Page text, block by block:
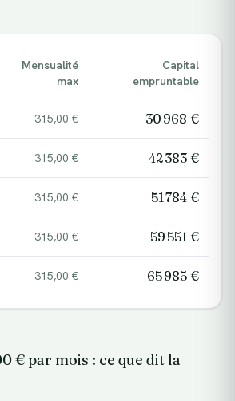
Mensualité
max
Capital
empruntable
315,00 € 30 968 €
315,00 € 42 383 €
315,00 € 51 784 €
315,00 € 59 551 €
315,00 € 65 985 €
€ par mois : ce que dit la